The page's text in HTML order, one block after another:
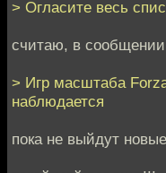
> Огласите весь
считаю, в сообщении
> Игр масштаба
наблюдается
пока не выйдут